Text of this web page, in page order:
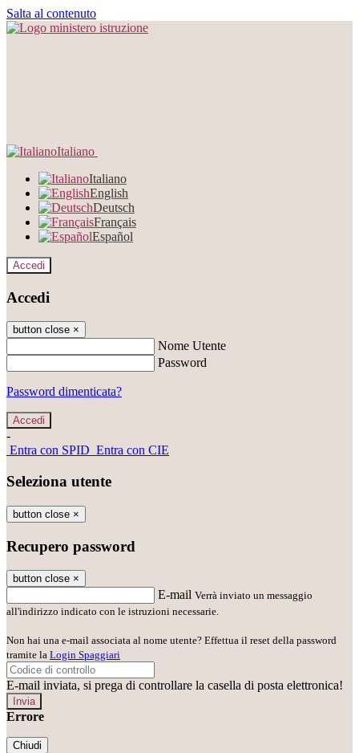
Salta al contenuto
Italiano
Italiano
English
Deutsch
Français
Español
Accedi
Accedi
button close ×
Nome Utente
Password
Password dimenticata?
-
Entra con SPID Entra con CIE
Seleziona utente
button close ×
Recupero password
button close ×
E-mail Verrà inviato un messaggio
all'indirizzo indicato con le istruzioni necessarie.
Non hai una e-mail associata al nome utente? Effettua il reset della password
tramite la Login Spaggiari
E-mail inviata, si prega di controllare la casella di posta elettronica!
Errore
Chiudi